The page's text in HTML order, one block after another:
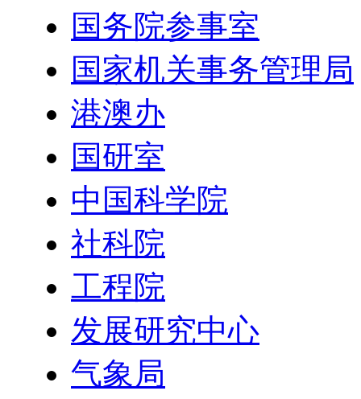
国务院参事室
国家机关事务管理局
港澳办
国研室
中国科学院
社科院
工程院
发展研究中心
气象局